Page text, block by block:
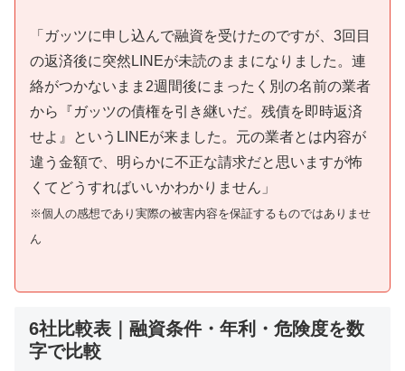
「ガッツに申し込んで融資を受けたのですが、3回目
の返済後に突然LINEが未読のままになりました。連
絡がつかないまま2週間後にまったく別の名前の業者
から『ガッツの債権を引き継いだ。残債を即時返済
せよ』というLINEが来ました。元の業者とは内容が
違う金額で、明らかに不正な請求だと思いますが怖
くてどうすればいいかわかりません」
※個人の感想であり実際の被害内容を保証するものではありませ
ん
6社比較表｜融資条件・年利・危険度を数
字で比較